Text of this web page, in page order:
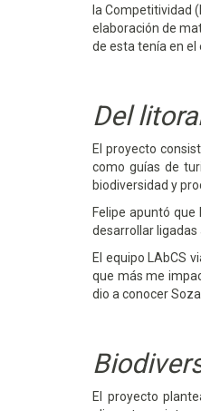
la Competitividad
elaboración de
de esta tenía en el
Del
El proyecto
como guías de
biodiversidad y
Felipe apuntó
desarrollar ligadas
El equipo LAbCS
que más me
dio a conocer Soza.
El proyecto